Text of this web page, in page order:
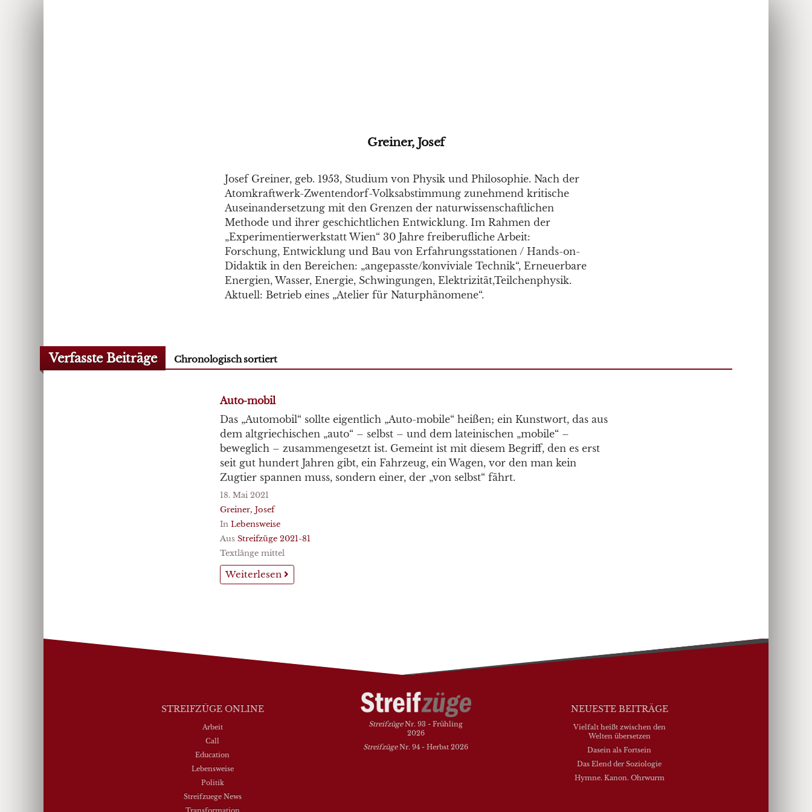
Greiner, Josef
Josef Greiner, geb. 1953, Studium von Physik und Philosophie. Nach der
Atomkraftwerk-Zwentendorf-Volksabstimmung zunehmend kritische
Auseinandersetzung mit den Grenzen der naturwissenschaftlichen
Methode und ihrer geschichtlichen Entwicklung. Im Rahmen der
„Experimentierwerkstatt Wien“ 30 Jahre freiberufliche Arbeit:
Forschung, Entwicklung und Bau von Erfahrungsstationen / Hands-on-
Didaktik in den Bereichen: „angepasste/konviviale Technik“, Erneuerbare
Energien, Wasser, Energie, Schwingungen, Elektrizität,Teilchenphysik.
Aktuell: Betrieb eines „Atelier für Naturphänomene“.
Verfasste Beiträge Chronologisch sortiert
Auto-mobil
Das „Automobil“ sollte eigentlich „Auto-mobile“ heißen; ein Kunstwort, das aus
dem altgriechischen „auto“ – selbst – und dem lateinischen „mobile“ –
beweglich – zusammengesetzt ist. Gemeint ist mit diesem Begriff, den es erst
seit gut hundert Jahren gibt, ein Fahrzeug, ein Wagen, vor den man kein
Zugtier spannen muss, sondern einer, der „von selbst“ fährt.
18. Mai 2021
Greiner, Josef
In Lebensweise
Aus Streifzüge 2021-81
Textlänge mittel
Weiterlesen
STREIFZÜGE ONLINE
Arbeit
Call
Education
Lebensweise
Politik
Streifzuege News
Transformation
StreifzügeNr. 93 - Frühling
2026
StreifzügeNr. 94 - Herbst 2026
NEUESTE BEITRÄGE
Vielfalt heißt zwischen den
Welten übersetzen
Dasein als Fortsein
Das Elend der Soziologie
Hymne. Kanon. Ohrwurm